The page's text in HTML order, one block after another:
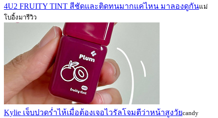
4U2 FRUITY TINT สีชัดและติดทนมากแค่ไหน มาลองดูกันแม่
โบอิ้งมารีวิว
Kylie เจ็บปวดร่ำไห้เมื่อต้องเจอไวรัลโจมตีว่าหน้าสูงวัยcandy